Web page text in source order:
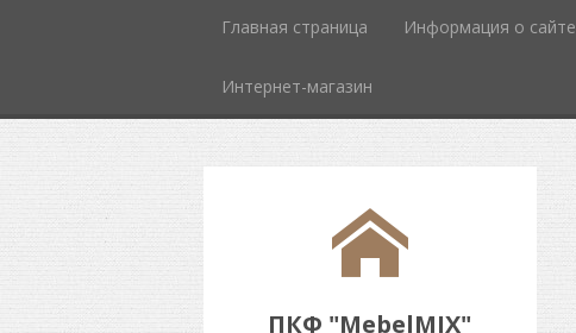
Главная страница Информация о сайте
Интернет-магазин
ПКФ "MebelMIX"